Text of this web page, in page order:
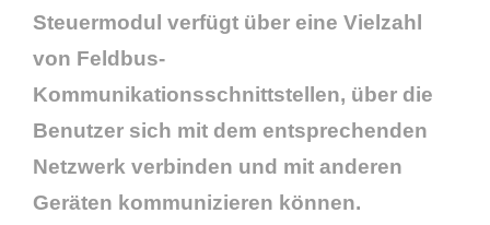
Steuermodul verfügt über eine Vielzahl
von Feldbus-
Kommunikationsschnittstellen, über die
Benutzer sich mit dem entsprechenden
Netzwerk verbinden und mit anderen
Geräten kommunizieren können.